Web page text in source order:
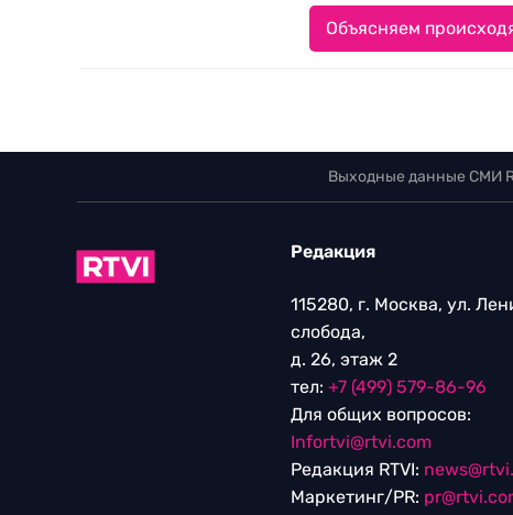
Объясняем
Выходные данные СМИ
Редакция
115280, г. Москва, ул.
слобода,
д. 26, этаж 2
тел: +7 (499) 579-86-96
Для общих вопросов:
Infortvi@rtvi.com
Редакция RTVI:
Маркетинг/PR: